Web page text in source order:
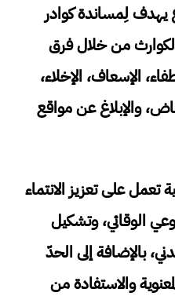
يهدف لِمساندة كوادر
من خلال فرق
الإسعاف، الإخلاء،
والإبلاغ عن مواقع
تعمل على تعزيز الانتماء
الوقائي، وتشكيل
بالإضافة إلى الحدّ
والاستفادة من